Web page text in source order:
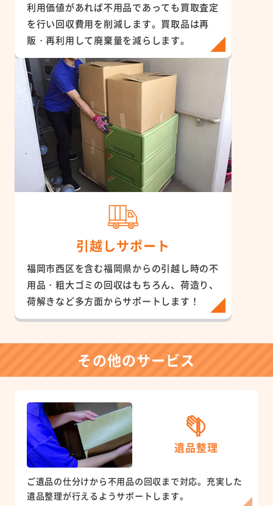
利用価値があれば不用品であっても買取査定
を行い回収費用を削減します。買取品は再
販・再利用して廃棄量を減らします。
引越しサポート
福岡市西区を含む福岡県からの引越し時の不
用品・粗大ゴミの回収はもちろん、荷造り、
荷解きなど多方面からサポートします！
その他のサービス
遺品整理
ご遺品の仕分けから不用品の回収まで対応。充実した
遺品整理が行えるようサポートします。